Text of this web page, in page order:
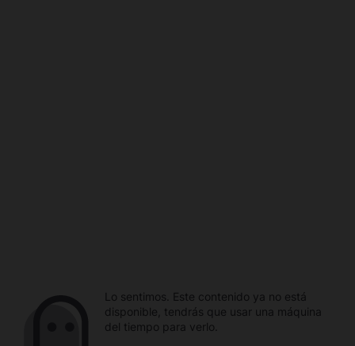
Lo sentimos. Este contenido ya no está
disponible, tendrás que usar una máquina
del tiempo para verlo.